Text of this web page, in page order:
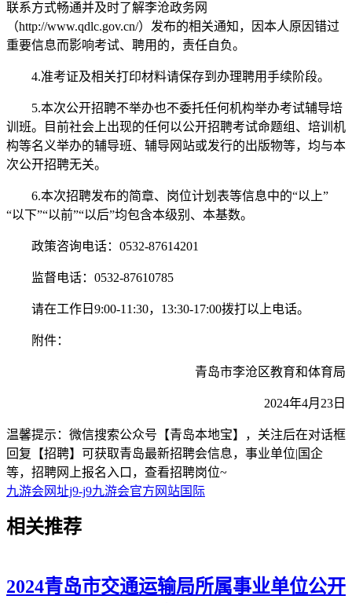
联系方式畅通并及时了解李沧政务网
（http://www.qdlc.gov.cn/）发布的相关通知，因本人原因错过
重要信息而影响考试、聘用的，责任自负。
4.准考证及相关打印材料请保存到办理聘用手续阶段。
5.本次公开招聘不举办也不委托任何机构举办考试辅导培
训班。目前社会上出现的任何以公开招聘考试命题组、培训机
构等名义举办的辅导班、辅导网站或发行的出版物等，均与本
次公开招聘无关。
6.本次招聘发布的简章、岗位计划表等信息中的“以上”
“以下”“以前”“以后”均包含本级别、本基数。
政策咨询电话：0532-87614201
监督电话：0532-87610785
请在工作日9:00-11:30，13:30-17:00拨打以上电话。
附件：
青岛市李沧区教育和体育局
2024年4月23日
温馨提示：微信搜索公众号【青岛本地宝】，关注后在对话框
回复【招聘】可获取青岛最新招聘会信息，事业单位|国企
等，招聘网上报名入口，查看招聘岗位~
九游会网址j9-j9九游会官方网站国际
相关推荐
2024青岛市交通运输局所属事业单位公开